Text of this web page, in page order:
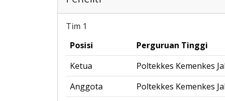
Tim 1
Posisi
Perguruan Tinggi
Ketua
Poltekkes Kemenkes
Anggota
Poltekkes Kemenkes